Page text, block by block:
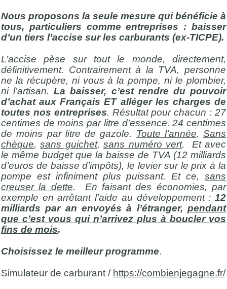
Nous proposons la seule mesure qui bénéficie à
tous, particuliers comme entreprises : baisser
d’un tiers l’accise sur les carburants (ex-TICPE).
L’accise pèse sur tout le monde, directement,
définitivement. Contrairement à la TVA, personne
ne la récupère, ni vous à la pompe, ni le plombier,
ni l’artisan.La baisser, c’est rendre du pouvoir
d’achat aux Français ET alléger les charges de
toutes nos entreprises. Résultat pour chacun : 27
centimes de moins par litre d’essence. 24 centimes
de moins par litre de gazole.
Toute l’année. Sans
chèque,sans guichet,sans numéro vert. Et avec
le même budget que la baisse de TVA (12 milliards
d’euros de baisse d’impôts), le levier sur le prix à la
pompe est infiniment plus puissant. Et ce, sans
creuser la dette. En faisant des économies, par
exemple en arrêtant l’aide au développement : 12
milliards par an envoyés à l’étranger, pendant
que c’est vous qui n’arrivez plus à boucler vos
fins de mois.
Choisissez le meilleur programme.
Simulateur de carburant / https://combienjegagne.fr/